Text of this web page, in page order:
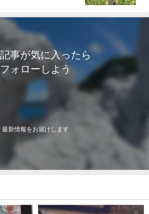
事が気に入ったら
フォローしよう
最新情報をお届けします